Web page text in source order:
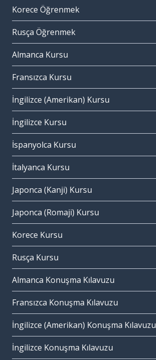
Korece Öğrenmek
Rusça Öğrenmek
Almanca Kursu
Fransızca Kursu
İngilizce (Amerikan) Kursu
İngilizce Kursu
İspanyolca Kursu
İtalyanca Kursu
Japonca (Kanji) Kursu
Japonca (Romaji) Kursu
Korece Kursu
Rusça Kursu
Almanca Konuşma Kılavuzu
Fransızca Konuşma Kılavuzu
İngilizce (Amerikan) Konuşma Kılavuzu
İngilizce Konuşma Kılavuzu